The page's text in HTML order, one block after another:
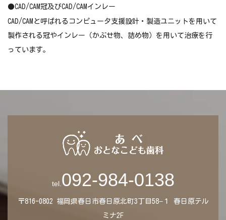
●CAD/CAM冠及びCAD/CAMインレー
CAD/CAMと呼ばれるコンピュータ支援設計・製造ユニットを用いて
製作される冠やインレー（かぶせ物、詰め物）を用いて治療を行
っています。
tel.092-984-0138
〒816-0802 福岡県春日市春日原北町3丁目58−１ 春日原テル
ミナ2F